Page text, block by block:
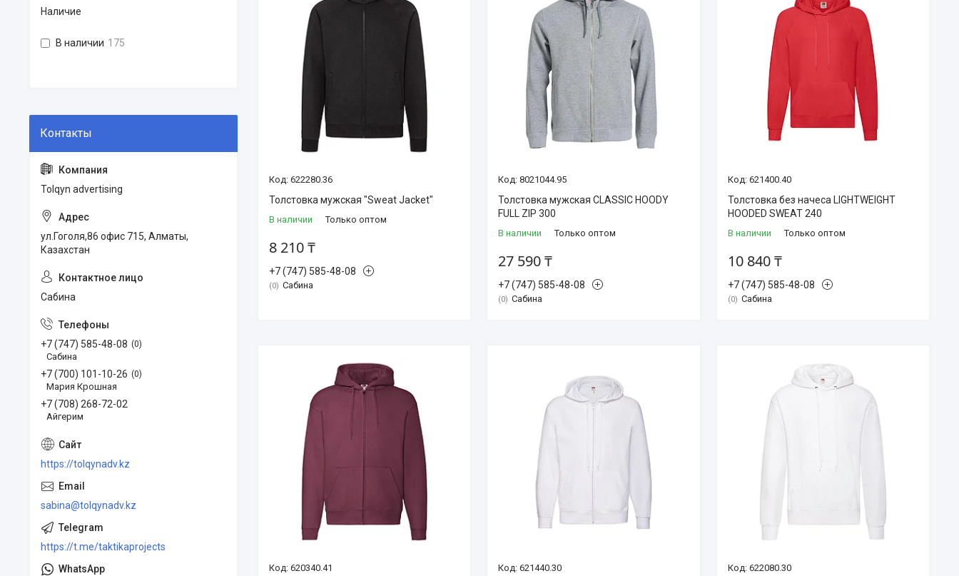
622280.36
Толстовка мужская "Sweat Jacket"
В наличии Только оптом
8 210 ₸
+7 (747) 585-48-08
0 Сабина
8021044.95
Толстовка мужская CLASSIC HOODY
FULL ZIP 300
В наличии Только оптом
27 590 ₸
+7 (747) 585-48-08
0 Сабина
621400.40
Толстовка без начеса LIGHTWEIGHT
HOODED SWEAT 240
В наличии Только оптом
10 840 ₸
+7 (747) 585-48-08
0 Сабина
620340.41 621440.30 622080.30
Наличие
В наличии 175
Tolqyn advertising
ул.Гоголя,86 офис 715, Алматы,
Казахстан
Сабина
+7 (747) 585-48-08 0
Сабина
+7 (700) 101-10-26 0
Мария Крошная
+7 (708) 268-72-02
Айгерим
https://tolqynadv.kz
sabina@tolqynadv.kz
https://t.me/taktikaprojects